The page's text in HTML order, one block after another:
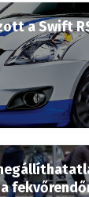
a Swift